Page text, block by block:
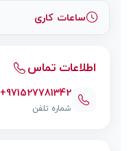
ساعات کاری
اطلاعات تماس
+971527781342
شماره تلفن